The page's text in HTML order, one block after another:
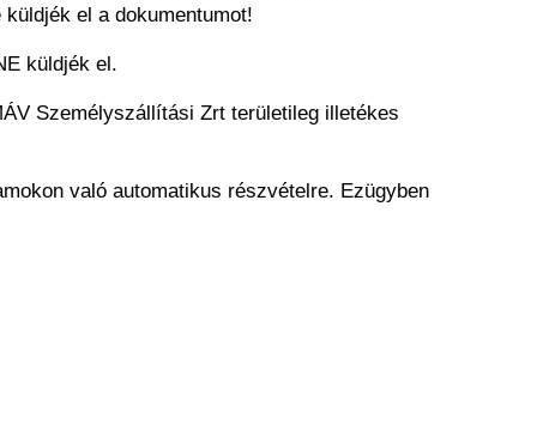
el a dokumentumot!
küldjék el.
Személyszállítási Zrt területileg illetékes
való automatikus részvételre. Ezügyben